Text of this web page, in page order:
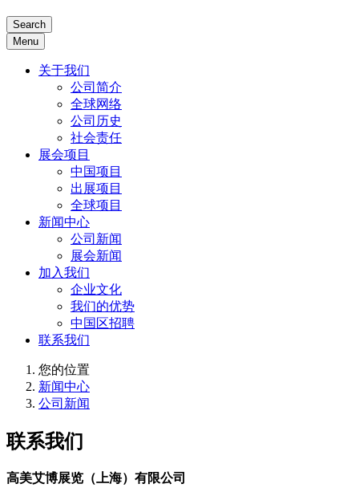
Search
Menu
关于我们
公司简介
全球网络
公司历史
社会责任
展会项目
中国项目
出展项目
全球项目
新闻中心
公司新闻
展会新闻
加入我们
企业文化
我们的优势
中国区招聘
联系我们
您的位置
新闻中心
公司新闻
联系我们
高美艾博展览（上海）有限公司